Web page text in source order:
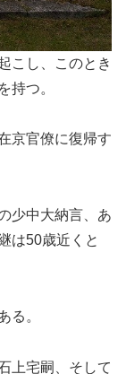
こし、このとき
持つ。
京官僚に復帰す
少中大納言、あ
は50歳近くと
る。
上宅嗣、そして